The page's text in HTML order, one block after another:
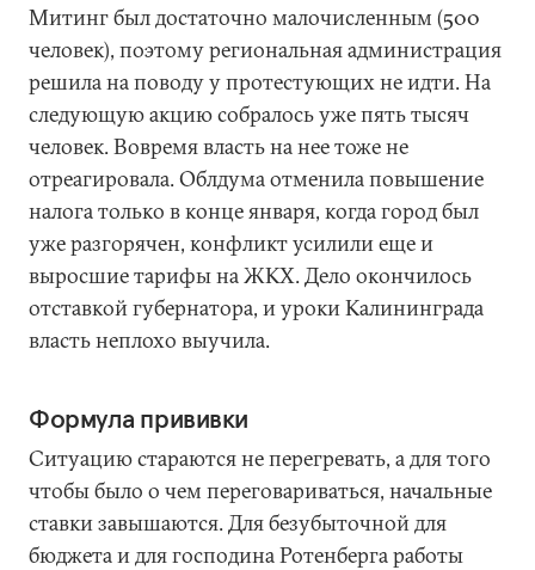
Митинг был достаточно малочисленным (500
человек), поэтому региональная администрация
решила на поводу у протестующих не идти. На
следующую акцию собралось уже пять тысяч
человек. Вовремя власть на нее тоже не
отреагировала. Облдума отменила повышение
налога только в конце января, когда город был
уже разгорячен, конфликт усилили еще и
выросшие тарифы на ЖКХ. Дело окончилось
отставкой губернатора, и уроки Калининграда
власть неплохо выучила.
Формула прививки
Ситуацию стараются не перегревать, а для того
чтобы было о чем переговариваться, начальные
ставки завышаются. Для безубыточной для
бюджета и для господина Ротенберга работы